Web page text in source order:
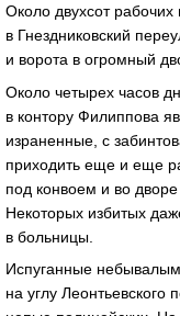
Около двухсот
в Гнездниковский
и ворота в огромный
Около четырех часов
в контору Филиппова
израненные, с
приходить еще и еще
под конвоем и во
Некоторых избитых
в больницы.
Испуганные
на углу Леонтьевского